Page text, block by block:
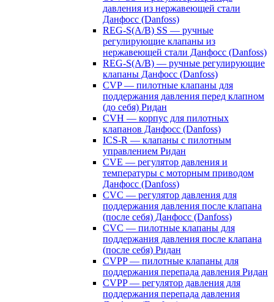
давления из нержавеющей стали
Данфосс (Danfoss)
REG-S(A/B) SS — ручные
регулирующие клапаны из
нержавеющей стали Данфосс (Danfoss)
REG-S(A/B) — ручные регулирующие
клапаны Данфосс (Danfoss)
CVP — пилотные клапаны для
поддержания давления перед клапном
(до себя) Ридан
CVH — корпус для пилотных
клапанов Данфосс (Danfoss)
ICS-R — клапаны с пилотным
управлением Ридан
CVE — регулятор давления и
температуры с моторным приводом
Данфосс (Danfoss)
CVС — регулятор давления для
поддержания давления после клапана
(после себя) Данфосс (Danfoss)
CVС — пилотные клапаны для
поддержания давления после клапана
(после себя) Ридан
CVPP — пилотные клапаны для
поддержания перепада давления Ридан
CVPP — регулятор давления для
поддержания перепада давления